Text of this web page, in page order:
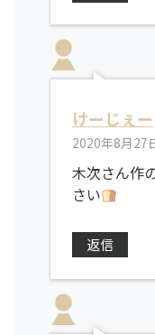
けーじぇー
2020年8月27
木次さん作
さい
返信